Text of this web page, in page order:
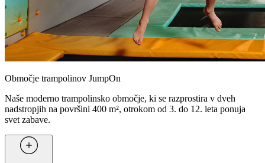
Območje trampolinov JumpOn
Naše moderno trampolinsko območje, ki se razprostira v dveh
nadstropjih na površini 400 m², otrokom od 3. do 12. leta ponuja
svet zabave.